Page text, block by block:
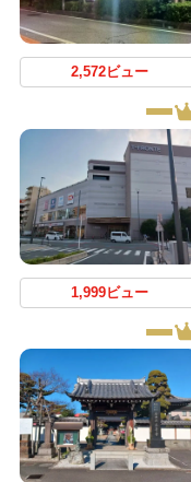
2,572ビュー
1,999ビュー